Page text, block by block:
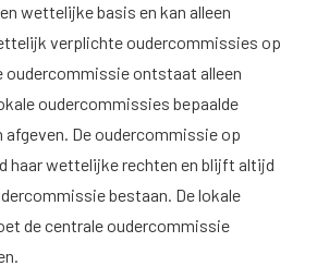
wettelijke basis en kan alleen
verplichte oudercommissies op
oudercommissie ontstaat alleen
oudercommissies bepaalde
afgeven. De oudercommissie op
haar wettelijke rechten en blijft altijd
bestaan. De lokale
de centrale oudercommissie